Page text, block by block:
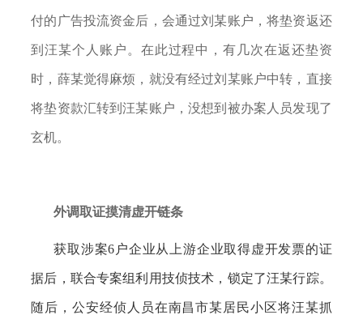
付的广告投流资金后，会通过刘某账户，将垫资返还
到汪某个人账户。在此过程中，有几次在返还垫资
时，薛某觉得麻烦，就没有经过刘某账户中转，直接
将垫资款汇转到汪某账户，没想到被办案人员发现了
玄机。
外调取证摸清虚开链条
获取涉案6户企业从上游企业取得虚开发票的证
据后，联合专案组利用技侦技术，锁定了汪某行踪。
随后，公安经侦人员在南昌市某居民小区将汪某抓